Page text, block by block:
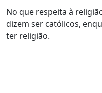
No que respeita à
dizem ser católicos,
ter religião.